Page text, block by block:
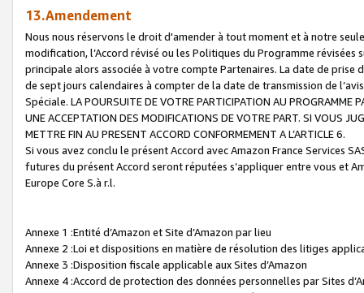
13.Amendement
Nous nous réservons le droit d'amender à tout moment et à notre
modification, l’Accord révisé ou les Politiques du Programme
principale alors associée à votre compte Partenaires. La date de
de sept jours calendaires à compter de la date de transmission de
Spéciale. LA POURSUITE DE VOTRE PARTICIPATION AU PROGRAMME
UNE ACCEPTATION DES MODIFICATIONS DE VOTRE PART. SI VOUS
METTRE FIN AU PRESENT ACCORD CONFORMEMENT A L’ARTICLE 6.
Si vous avez conclu le présent Accord avec Amazon France Services
futures du présent Accord seront réputées s’appliquer entre vous et
Europe Core S.à r.l.
Annexe 1 :Entité d’Amazon et Site d’Amazon par lieu
Annexe 2 :Loi et dispositions en matière de résolution des litiges
Annexe 3 :Disposition fiscale applicable aux Sites d’Amazon
Annexe 4 :Accord de protection des données personnelles par Sites